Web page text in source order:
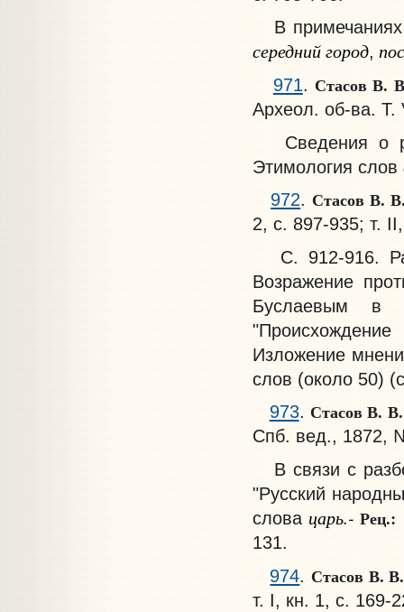
В примечаниях
середний город,
971. Стасов В.
Археол. об-ва. Т.
Сведения о
Этимология слов
972.Стасов В.
2, с. 897-935; т.
С. 912-916.
Возражение
Буслаевым в
Изложение
слов (около 50)
973. Стасов В.
Спб. вед., 1872,
В связи с
"Русский
слова царь.-Рец.:
131.
974. Стасов В.
т. I, кн. 1, с. 169-